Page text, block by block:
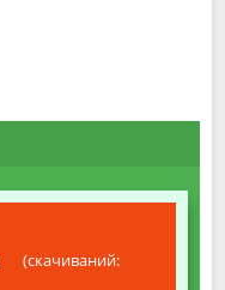
(cкачиваний: